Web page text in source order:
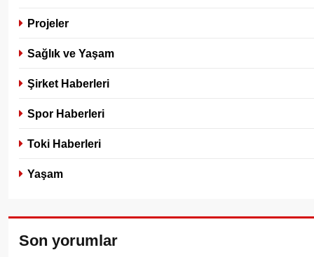
Projeler
Sağlık ve Yaşam
Şirket Haberleri
Spor Haberleri
Toki Haberleri
Yaşam
Son yorumlar